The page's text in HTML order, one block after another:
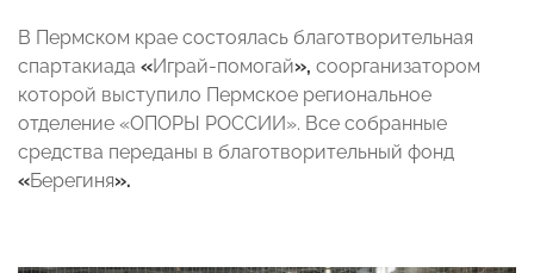
В Пермском крае состоялась благотворительная
спартакиада «Играй-помогай», соорганизатором
которой выступило Пермское региональное
отделение «ОПОРЫ РОССИИ». Все собранные
средства переданы в благотворительный фонд
«Берегиня».